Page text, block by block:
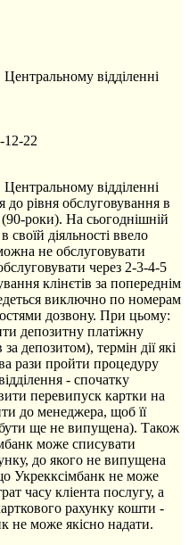
відділенні
12-22
відділенні
до рівня обслуговування в
роки). На сьогоднішній
своїй діяльності ввело
не обслуговувати
через 2-3-4-5
клінєтів за попереднім
виключно по номерам
дозвону. При цьому:
депозитну платіжну
депозитом), термін дії які
рази пройти процедуру
- спочатку
перевипуск картки на
до менеджера, щоб її
ще не випущена). Також
може списувати
до якого не випущена
Укрекксімбанк не може
часу кліента послугу, а
рахунку кошти -
не може якісно надати.